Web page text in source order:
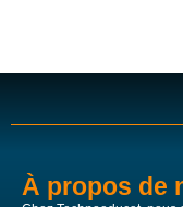
À propos de